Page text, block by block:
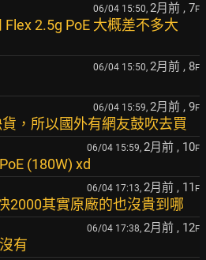
06/04 15:50, 2月前 , 7F
2.5g PoE 大概差不多大
06/04 15:50, 2月前 , 8F
06/04 15:59, 2月前 , 9F
，所以國外有網友鼓吹去買
06/04 15:59, 2月前 , 10F
(180W) xd
06/04 17:13, 2月前 , 11 F
2000其實原廠的也沒貴到哪
06/04 17:38, 2月前 , 12F
有